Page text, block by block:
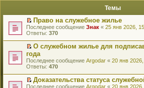
о
м
у
н
е
п
р
о
ч
а
к
п
е
р
в
о
м
у
н
е
п
р
Темы
П
е
е
й
т
и
к
п
е
р
Право на служебное жилье
Последнее сообщение Знак « 25 янв 2026,
Ответы: 370
П
е
р
е
й
т
О служебном жилье для
года
Последнее сообщение Argodar « 20 янв
Ответы: 470
П
Доказательства статуса
Последнее сообщение Argodar « 20 янв